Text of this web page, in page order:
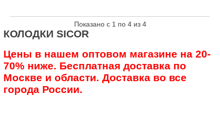
Показано с 1 по 4 из 4
КОЛОДКИ SICOR
Цены в нашем оптовом магазине на 20-
70% ниже. Бесплатная доставка по
Москве и области. Доставка во все
города России.